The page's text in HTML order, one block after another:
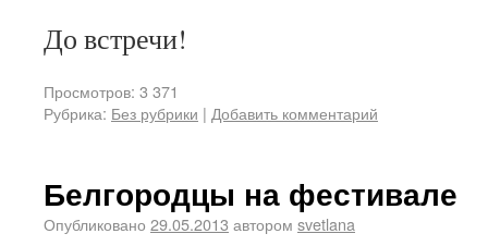
До встречи!
Просмотров: 3 371
Рубрика: Без рубрики | Добавить комментарий
Белгородцы на фестивале
Опубликовано 29.05.2013 автором svetlana